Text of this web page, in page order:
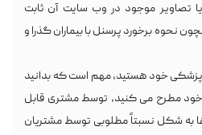
تصاویر موجود در وب سایت آن ثابت
نحوه برخورد پرسنل با بیماران گذرا و
پزشکی خود هستید، مهم است که بدانید
خود مطرح می کنید، توسط مشتری قابل
به شکل نسبتاً مطلوبی توسط مشتریان